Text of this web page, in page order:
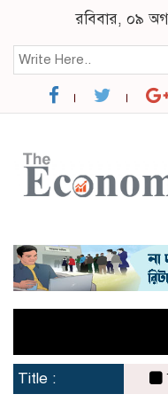
রবিবার, ০৯
Title :